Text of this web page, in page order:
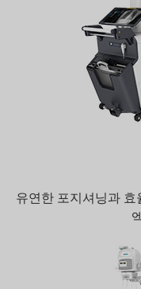
유연한 포지셔닝과 효